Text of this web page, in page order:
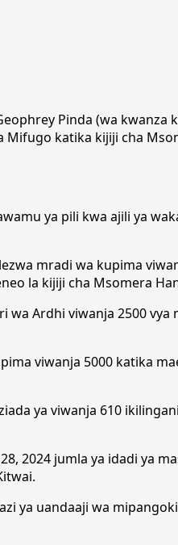
Pinda (wa kwanza
katika kijiji cha
ya pili kwa ajili ya
mradi wa kupima
la kijiji cha Msomera
wa Ardhi viwanja 2500
viwanja 5000 katika
ya viwanja 610
2024 jumla ya idadi ya
ya uandaaji wa